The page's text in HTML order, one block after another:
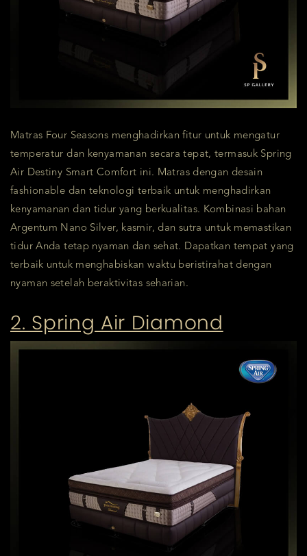
Matras Four Seasons menghadirkan fitur untuk mengatur
temperatur dan kenyamanan secara tepat, termasuk Spring
Air Destiny Smart Comfort ini. Matras dengan desain
fashionable dan teknologi terbaik untuk menghadirkan
kenyamanan dan tidur yang berkualitas. Kombinasi bahan
Argentum Nano Silver, kasmir, dan sutra untuk memastikan
tidur Anda tetap nyaman dan sehat. Dapatkan tempat yang
terbaik untuk menghabiskan waktu beristirahat dengan
nyaman setelah beraktivitas seharian.
2. Spring Air Diamond